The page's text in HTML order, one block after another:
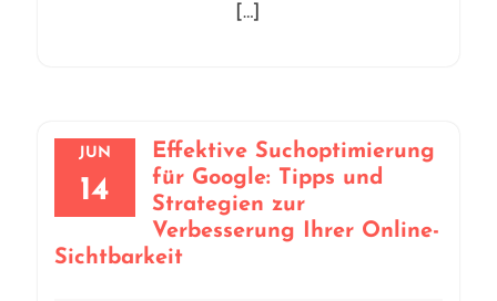
[…]
JUN
14
Effektive Suchoptimierung
für Google: Tipps und
Strategien zur
Verbesserung Ihrer Online-
Sichtbarkeit